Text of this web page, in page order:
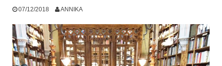
07/12/2018 ANNIKA